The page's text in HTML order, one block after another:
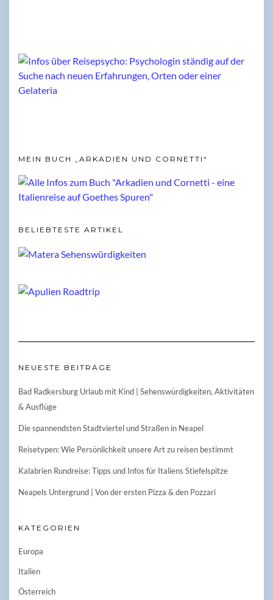
MEIN BUCH „ARKADIEN UND CORNETTI“
BELIEBTESTE ARTIKEL
NEUESTE BEITRÄGE
Bad Radkersburg Urlaub mit Kind | Sehenswürdigkeiten, Aktivitäten
& Ausflüge
Die spannendsten Stadtviertel und Straßen in Neapel
Reisetypen: Wie Persönlichkeit unsere Art zu reisen bestimmt
Kalabrien Rundreise: Tipps und Infos für Italiens Stiefelspitze
Neapels Untergrund | Von der ersten Pizza & den Pozzari
KATEGORIEN
Europa
Italien
Österreich